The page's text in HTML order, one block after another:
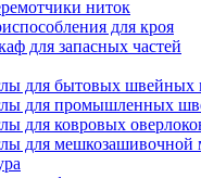
ниток
для кроя
для запасных частей
для бытовых швейных
для промышленных
для ковровых
для